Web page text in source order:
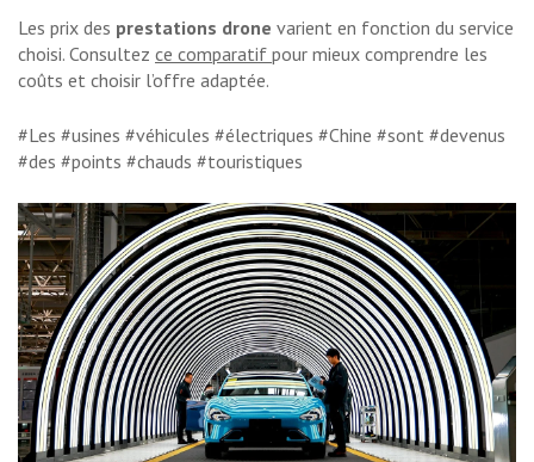
Les prix des prestations drone varient en fonction du service
choisi. Consultez ce comparatif pour mieux comprendre les
coûts et choisir l’offre adaptée.
#Les #usines #véhicules #électriques #Chine #sont #devenus
#des #points #chauds #touristiques